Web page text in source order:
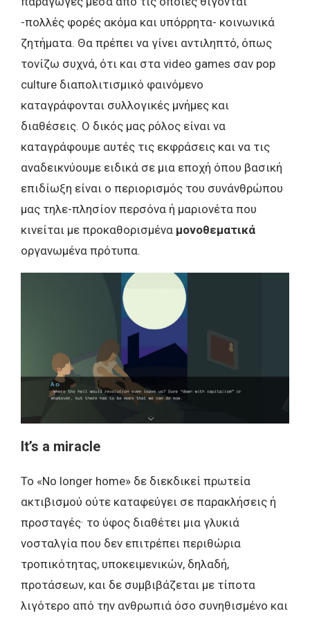
-πολλές φορές ακόμα και υπόρρητα- κοινωνικά
ζητήματα. Θα πρέπει να γίνει αντιληπτό, όπως
τονίζω συχνά, ότι και στα video games σαν pop
culture διαπολιτισμικό φαινόμενο
καταγράφονται συλλογικές μνήμες και
διαθέσεις. Ο δικός μας ρόλος είναι να
καταγράφουμε αυτές τις εκφράσεις και να τις
αναδεικνύουμε ειδικά σε μια εποχή όπου βασική
επιδίωξη είναι ο περιορισμός του συνάνθρώπου
μας τηλε-πλησίον περσόνα ή μαριονέτα που
κινείται με προκαθορισμένα μονοθεματικά
οργανωμένα πρότυπα.
It’s a miracle
Το «No longer home» δε διεκδικεί πρωτεία
ακτιβισμού ούτε καταφεύγει σε παρακλήσεις ή
προσταγές· το ύφος διαθέτει μια γλυκιά
νοσταλγία που δεν επιτρέπει περιθώρια
τροπικότητας, υποκειμενικών, δηλαδή,
προτάσεων, και δε συμβιβάζεται με τίποτα
λιγότερο από την ανθρωπιά όσο συνηθισμένο και